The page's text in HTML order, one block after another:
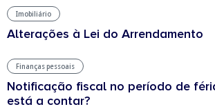
Imobiliário
Alterações à Lei do Arrendamento
Finanças pessoais
Notificação fiscal no período de
está a contar?